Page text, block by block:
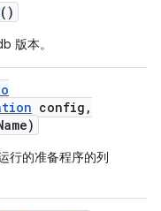
()
版本。
config ,
行的准备程序的列